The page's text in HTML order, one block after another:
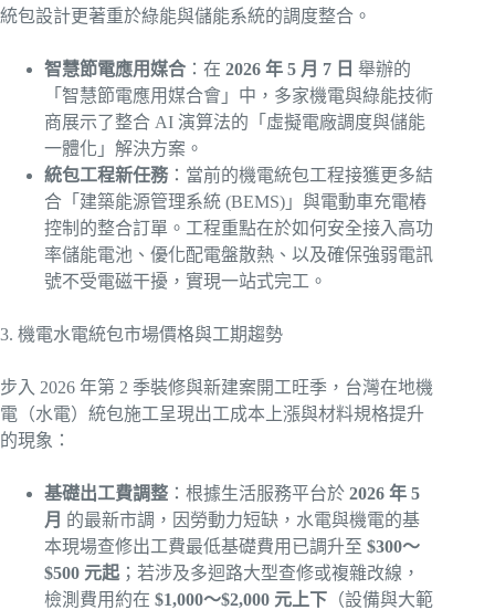
統包設計更著重於綠能與儲能系統的調度整合。
智慧節電應用媒合 ：在 2026 年 5 月 7 日 舉辦的
「智慧節電應用媒合會」中，多家機電與綠能技術
商展示了整合 AI 演算法的「虛擬電廠調度與儲能
一體化」解決方案。
統包工程新任務 ：當前的機電統包工程接獲更多結
合「建築能源管理系統 (BEMS)」與電動車充電樁
控制的整合訂單。工程重點在於如何安全接入高功
率儲能電池、優化配電盤散熱、以及確保強弱電訊
號不受電磁干擾，實現一站式完工。
3. 機電水電統包市場價格與工期趨勢
步入 2026 年第 2 季裝修與新建案開工旺季，台灣在地機
電（水電）統包施工呈現出工成本上漲與材料規格提升
的現象：
基礎出工費調整 ：根據生活服務平台於 2026 年 5
月 的最新市調，因勞動力短缺，水電與機電的基
本現場查修出工費最低基礎費用已調升至 $300～
$500 元起 ；若涉及多迴路大型查修或複雜改線，
檢測費用約在 $1,000～$2,000 元上下 （設備與大範